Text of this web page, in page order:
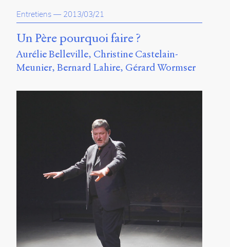
Entretiens — 2013/03/21
Un Père pourquoi faire ?
Aurélie Belleville Christine Castelain-
Meunier Bernard Lahire Gérard Wormser